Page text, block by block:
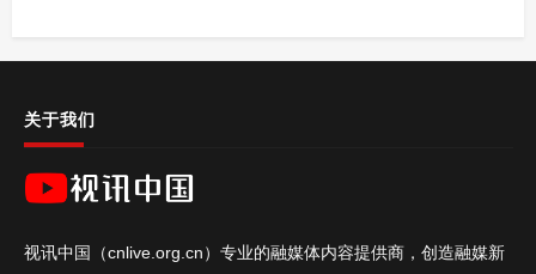
关于我们
视讯中国（cnlive.org.cn）专业的融媒体内容提供商，创造融媒新